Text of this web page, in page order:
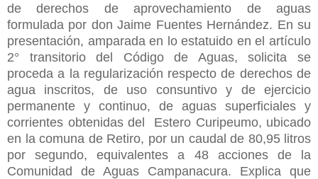
de derechos de aprovechamiento de aguas
formulada por don Jaime Fuentes Hernández. En su
presentación, amparada en lo estatuido en el artículo
2° transitorio del Código de Aguas, solicita se
proceda a la regularización respecto de derechos de
agua inscritos, de uso consuntivo y de ejercicio
permanente y continuo, de aguas superficiales y
corrientes obtenidas del Estero Curipeumo, ubicado
en la comuna de Retiro, por un caudal de 80,95 litros
por segundo, equivalentes a 48 acciones de la
Comunidad de Aguas Campanacura. Explica que